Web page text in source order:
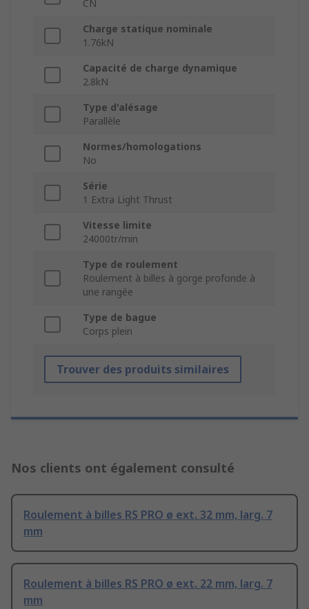
CN
Charge statique nominale
1.76kN
Capacité de charge dynamique
2.8kN
Type d'alésage
Parallèle
Normes/homologations
No
Série
1 Extra Light Thrust
Vitesse limite
24000tr/min
Type de roulement
Roulement à billes à gorge profonde à
une rangée
Type de bague
Corps plein
Trouver des produits similaires
Nos clients ont également consulté
Roulement à billes RS PRO ø ext. 32 mm, larg. 7
mm
Roulement à billes RS PRO ø ext. 22 mm, larg. 7
mm